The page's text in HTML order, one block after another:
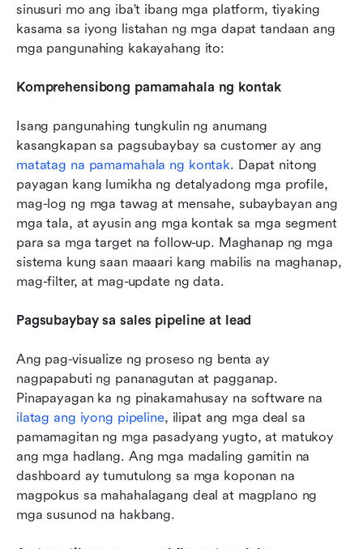
sinusuri mo ang iba't ibang mga platform, tiyaking
kasama sa iyong listahan ng mga dapat tandaan ang
mga pangunahing kakayahang ito:
Komprehensibong pamamahala ng kontak
Isang pangunahing tungkulin ng anumang
matatag na pamamahala ng kontak. Dapat nitong
payagan kang lumikha ng detalyadong mga profile,
mag-log ng mga tawag at mensahe, subaybayan ang
mga tala, at ayusin ang mga kontak sa mga segment
para sa mga target na follow-up. Maghanap ng mga
sistema kung saan maaari kang mabilis na maghanap,
mag-filter, at mag-update ng data.
Pagsubaybay sa sales pipeline at lead
Ang pag-visualize ng proseso ng benta ay
nagpapabuti ng pananagutan at pagganap.
ilatag ang iyong pipeline, ilipat ang mga deal sa
pamamagitan ng mga pasadyang yugto, at matukoy
ang mga hadlang. Ang mga madaling gamitin na
dashboard ay tumutulong sa mga koponan na
magpokus sa mahahalagang deal at magplano ng
mga susunod na hakbang.